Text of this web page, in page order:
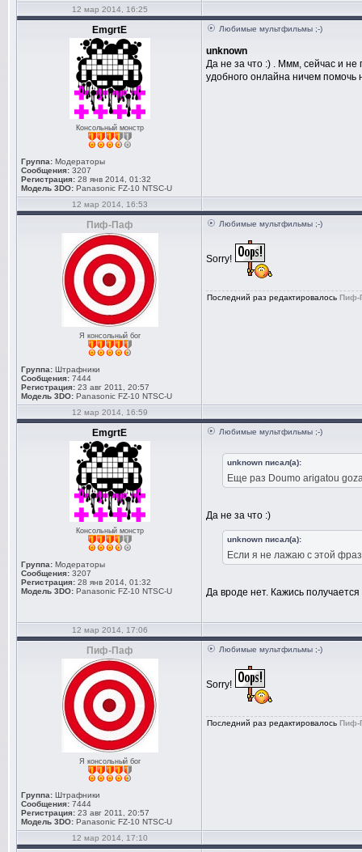
12 мар 2014, 16:25
EmgrtE
Консольный монстр
Группа: Модераторы
Сообщения: 3207
Регистрация: 28 янв 2014, 01:32
Модель 3DO: Panasonic FZ-10 NTSC-U
Любимые мультфильмы ;-)
unknown
Да не за что :) . Ммм, сейчас и
удобного онлайна ничем помочь
12 мар 2014, 16:53
Пиф-Паф
Я консольный бог
Группа: Штрафники
Сообщения: 7444
Регистрация: 23 авг 2011, 20:57
Модель 3DO: Panasonic FZ-10 NTSC-U
Любимые мультфильмы ;-)
Sorry!
Последний раз редактировалось Пиф-
12 мар 2014, 16:59
EmgrtE
Консольный монстр
Группа: Модераторы
Сообщения: 3207
Регистрация: 28 янв 2014, 01:32
Модель 3DO: Panasonic FZ-10 NTSC-U
Любимые мультфильмы ;-)
unknown писал(а):
Еще раз Doumo arigatou
Да не за что :)
unknown писал(а):
Если я не лажаю с этой
Да вроде нет. Кажись
12 мар 2014, 17:06
Пиф-Паф
Я консольный бог
Группа: Штрафники
Сообщения: 7444
Регистрация: 23 авг 2011, 20:57
Модель 3DO: Panasonic FZ-10 NTSC-U
Любимые мультфильмы ;-)
Sorry!
Последний раз редактировалось Пиф-
12 мар 2014, 17:10